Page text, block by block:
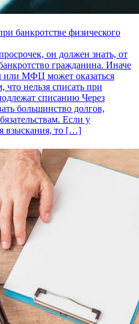
банкротстве физического
он должен знать, от
гражданина. Иначе
или МФЦ может оказаться
нельзя списать при
списанию Через
большинство долгов,
Если у
взыскания, то […]